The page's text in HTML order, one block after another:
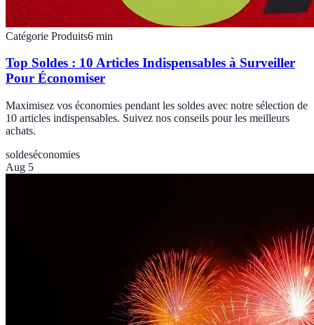
Catégorie Produits6 min
Top Soldes : 10 Articles Indispensables à Surveiller
Pour Économiser
Maximisez vos économies pendant les soldes avec notre sélection de
10 articles indispensables. Suivez nos conseils pour les meilleurs
achats.
soldeséconomies
Aug 5